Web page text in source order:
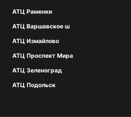
АТЦ Раменки
АТЦ Варшавское ш
АТЦ Измайлово
АТЦ Проспект Мира
АТЦ Зеленоград
АТЦ Подольск